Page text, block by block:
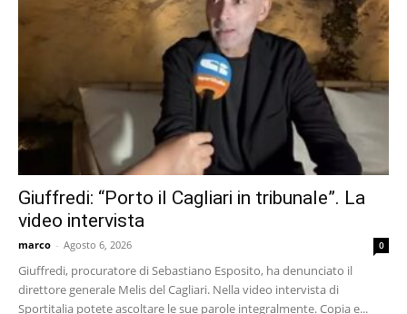
Giuffredi: “Porto il Cagliari in tribunale”. La
video intervista
marco - Agosto 6, 2026 0
Giuffredi, procuratore di Sebastiano Esposito, ha denunciato il
direttore generale Melis del Cagliari. Nella video intervista di
Sportitalia potete ascoltare le sue parole integralmente. Copia e...